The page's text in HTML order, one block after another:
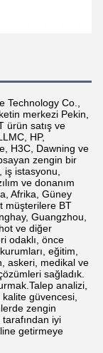
Technology Co.,
merkezi Pekin,
ürün satış ve
HP,
H3C, Dawning ve
zengin bir
iş istasyonu,
ve donanım
Afrika, Güney
müşterilere BT
Guangzhou,
ve diğer
odaklı, önce
eğitim,
askeri, medikal ve
sağladık.
analizi,
kalite güvencesi,
zengin
iyi
getirmeye